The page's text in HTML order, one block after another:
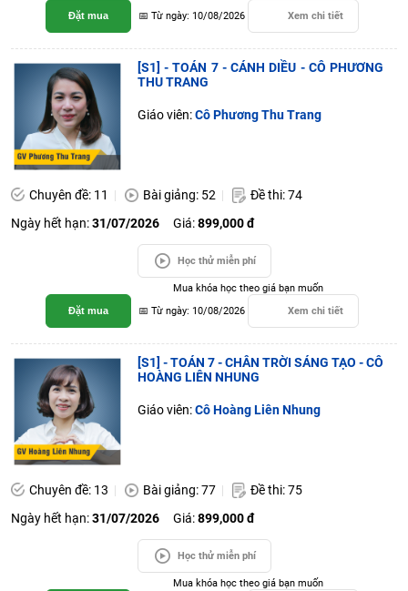
Đặt mua
📅 Từ ngày: 10/08/2026
Xem chi tiết
[S1] - TOÁN 7 - CÁNH DIỀU - CÔ PHƯƠNG
THU TRANG
Giáo viên:Cô Phương Thu Trang
Chuyên đề: 11 Bài giảng: 52
Đề thi: 74
Ngày hết hạn:31/07/2026 Giá:899,000 đ
Học thử miễn phí
Đặt mua
Mua khóa học theo giá bạn muốn
📅 Từ ngày: 10/08/2026
Xem chi tiết
[S1] - TOÁN 7 - CHÂN TRỜI SÁNG TẠO - CÔ
HOÀNG LIÊN NHUNG
Giáo viên:Cô Hoàng Liên Nhung
Chuyên đề: 13 Bài giảng: 77
Đề thi: 75
Ngày hết hạn:31/07/2026 Giá:899,000 đ
Học thử miễn phí
Mua khóa học theo giá bạn muốn